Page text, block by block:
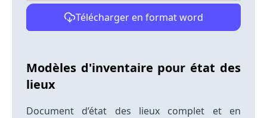
Télécharger en format word
Modèles d'inventaire pour état des
lieux
Document d’état des lieux complet et en